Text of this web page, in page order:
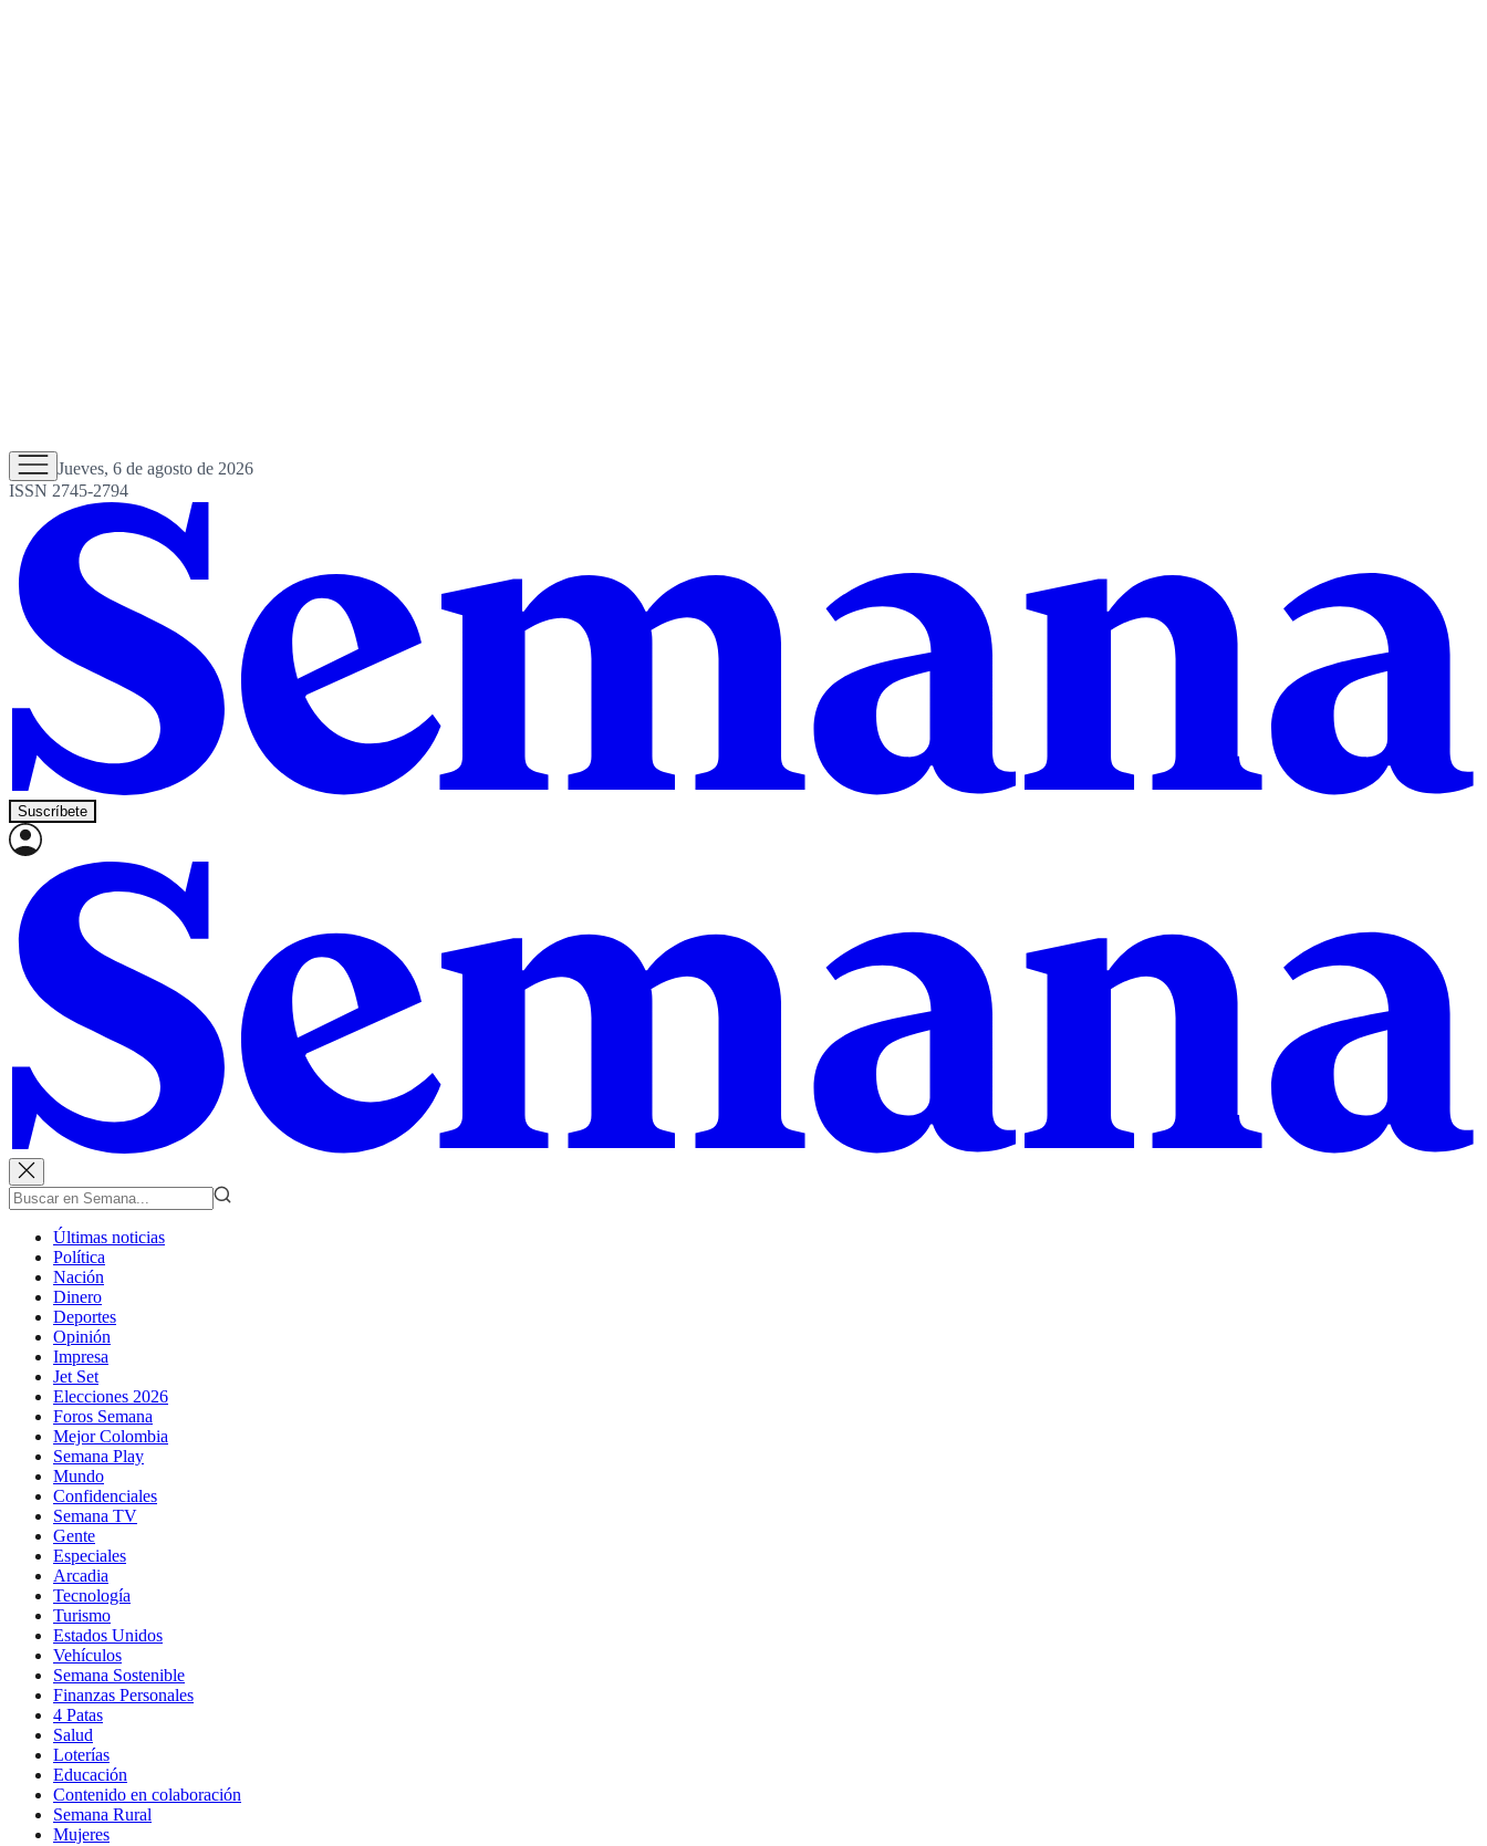
Jueves, 6 de agosto de 2026
ISSN 2745-2794
Suscríbete
Últimas noticias
Política
Nación
Dinero
Deportes
Opinión
Impresa
Jet Set
Elecciones 2026
Foros Semana
Mejor Colombia
Semana Play
Mundo
Confidenciales
Semana TV
Gente
Especiales
Arcadia
Tecnología
Turismo
Estados Unidos
Vehículos
Semana Sostenible
Finanzas Personales
4 Patas
Salud
Loterías
Educación
Contenido en colaboración
Semana Rural
Mujeres